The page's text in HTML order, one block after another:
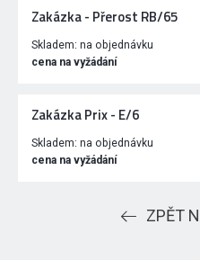
Zakázka - Přerost RB/65
Skladem: na objednávku
cena na vyžádání
Zakázka Prix - E/6
Skladem: na objednávku
cena na vyžádání
ZPĚT